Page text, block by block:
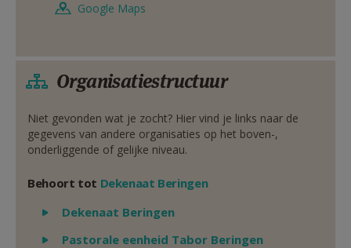
Google Maps
Organisatiestructuur
Niet gevonden wat je zocht? Hier vind je links naar de
gegevens van andere organisaties op het boven-,
onderliggende of gelijke niveau.
Behoort tot Dekenaat Beringen
Weergeven
Dekenaat Beringen
Weergeven
Pastorale eenheid Tabor Beringen